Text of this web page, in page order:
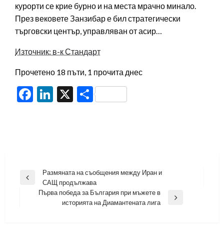
курорти се крие бурно и на места мрачно минало.
През вековете Занзибар е бил стратегически
търговски център, управляван от асир…
Източник: в-к Стандарт
Прочетено 18 пъти, 1 прочита днес
Facebook
LinkedIn
X Share
Навигация
Previous
Размяната на съобщения между Иран и
САЩ продължава
Първа победа за България при мъжете в
историята на Диамантената лига